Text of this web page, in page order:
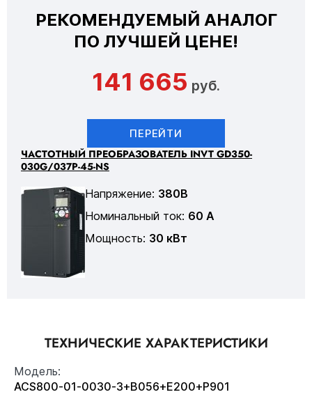
РЕКОМЕНДУЕМЫЙ АНАЛОГ
ПО ЛУЧШЕЙ ЦЕНЕ!
141 665 руб.
ПЕРЕЙТИ
ЧАСТОТНЫЙ ПРЕОБРАЗОВАТЕЛЬ INVT GD350-
030G/037P-45-NS
Напряжение: 380В
Номинальный ток: 60 А
Мощность: 30 кВт
ТЕХНИЧЕСКИЕ ХАРАКТЕРИСТИКИ
Модель:
ACS800-01-0030-3+B056+E200+P901